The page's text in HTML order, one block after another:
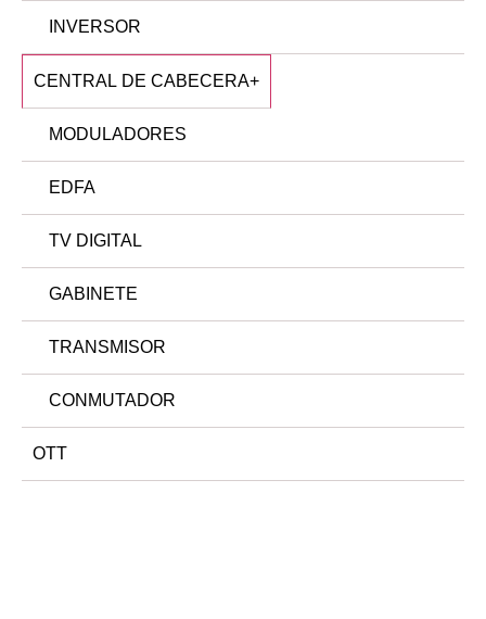
INVERSOR
CENTRAL DE CABECERA+
MODULADORES
EDFA
TV DIGITAL
GABINETE
TRANSMISOR
CONMUTADOR
OTT